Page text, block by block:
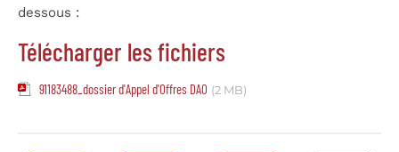
dessous :
Télécharger les fichiers
91183488_dossier d'Appel d'Offres DAO (2 MB)